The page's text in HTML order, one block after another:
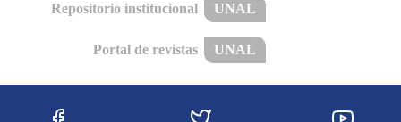
Repositorio institucional UNAL
Portal de revistas UNAL